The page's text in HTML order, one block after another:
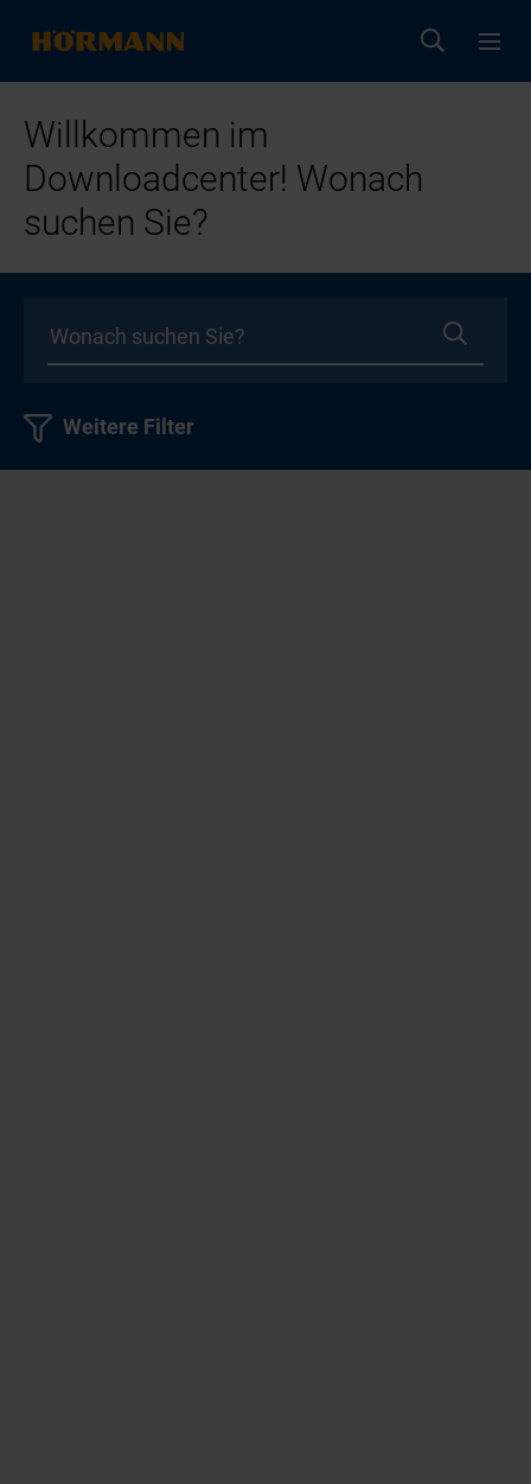
Willkommen im
Downloadcenter! Wonach
suchen Sie?
Weitere Filter